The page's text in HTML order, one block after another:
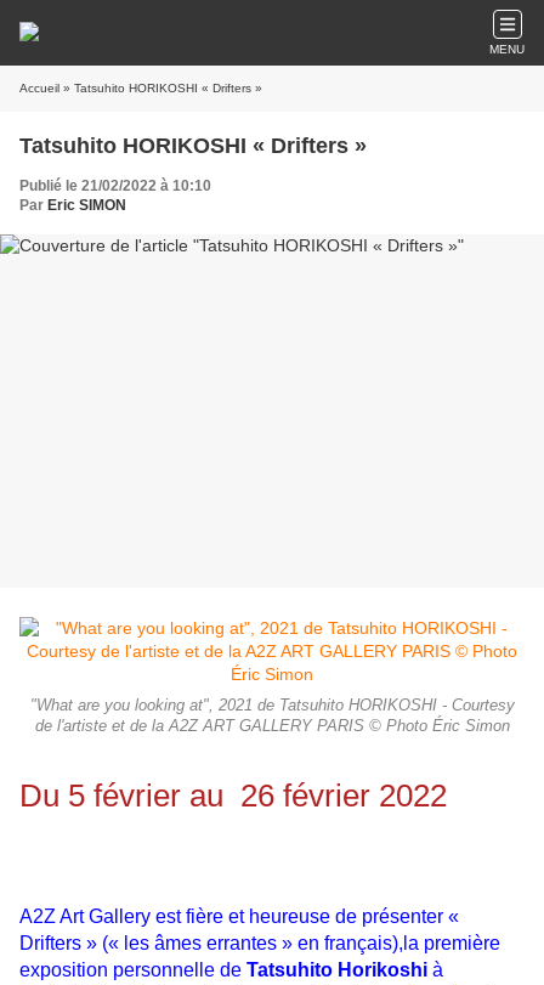
MENU
Accueil » Tatsuhito HORIKOSHI « Drifters »
Tatsuhito HORIKOSHI « Drifters »
Publié le 21/02/2022 à 10:10
Par Eric SIMON
"What are you looking at", 2021 de Tatsuhito HORIKOSHI - Courtesy
de l'artiste et de la A2Z ART GALLERY PARIS © Photo Éric Simon
Du 5 février au 26 février 2022
A2Z Art Gallery est fière et heureuse de présenter «
Drifters » (« les âmes errantes » en français),la première
exposition personnelle de Tatsuhito Horikoshi à